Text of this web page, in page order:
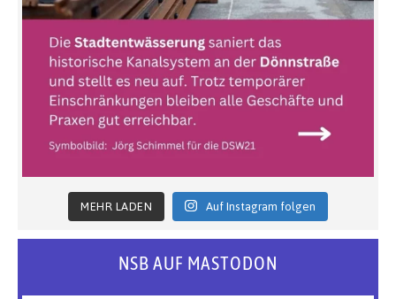
MEHR LADEN Auf Instagram folgen
NSB AUF MASTODON